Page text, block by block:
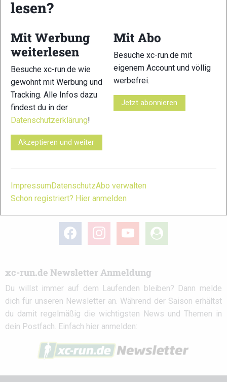
Schreibe einen Kommentar
xc-run.de ist DAS deutschsprachige Trailrunning-Portal mit
aktuellen News aus der Szene, einer Traildatenbank,
Trailrunning-Community und allem was du sonst noch über
deine Lieblingssportart wissen solltest.
ObTrailrunning-Anfänger oder Profi-Sportler, wir haben
immer ein offenes Ohr für dich! Du kannst uns jederzeit über
facebook instagram youtube
user-
circle
xc-run.de Newsletter Anmeldung
Du willst immer auf dem Laufenden bleiben? Dann melde
dich für unseren Newsletter an. Während der Saison erhältst
du damit regelmäßig die wichtigsten News und Themen in
dein Postfach. Einfach hier anmelden:
lesen?
Mit Werbung
weiterlesen
Besuche xc-run.de wie
gewohnt mit Werbung und
Tracking. Alle Infos dazu
findest du in der
Datenschutzerklärung!
Akzeptieren und weiter
Mit Abo
Besuche xc-run.de mit
eigenem Account und völlig
werbefrei.
Jetzt abonnieren
ImpressumDatenschutzAbo verwalten
Schon registriert? Hier anmelden